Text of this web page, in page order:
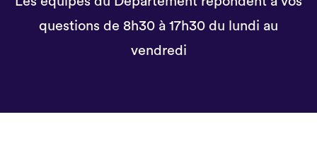
questions de 8h30 à 17h30 du lundi au
vendredi